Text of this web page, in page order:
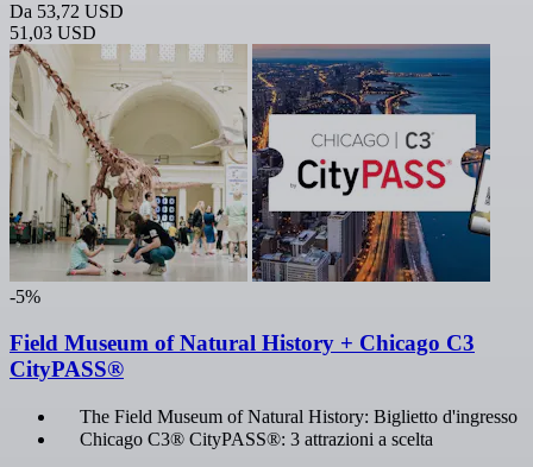
Da 53,72 USD
51,03 USD
-5%
Field Museum of Natural History + Chicago C3
CityPASS®
The Field Museum of Natural History: Biglietto d'ingresso
Chicago C3® CityPASS®: 3 attrazioni a scelta